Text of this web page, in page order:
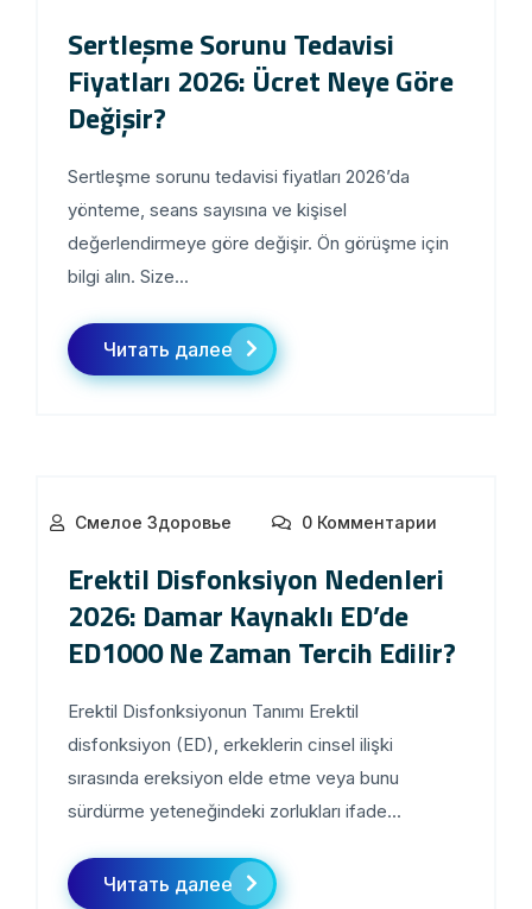
Sertleşme Sorunu Tedavisi
Fiyatları 2026: Ücret Neye Göre
Değişir?
Sertleşme sorunu tedavisi fiyatları 2026’da
yönteme, seans sayısına ve kişisel
değerlendirmeye göre değişir. Ön görüşme için
bilgi alın. Size...
Читать далее
Смелое Здоровье 0 Комментарии
Erektil Disfonksiyon Nedenleri
2026: Damar Kaynaklı ED’de
ED1000 Ne Zaman Tercih Edilir?
Erektil Disfonksiyonun Tanımı Erektil
disfonksiyon (ED), erkeklerin cinsel ilişki
sırasında ereksiyon elde etme veya bunu
sürdürme yeteneğindeki zorlukları ifade...
Читать далее